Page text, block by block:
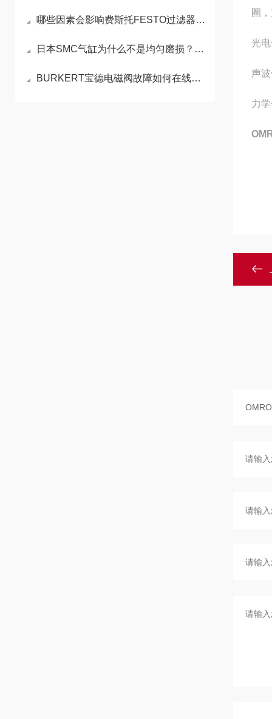
哪些因素会影响费斯托FESTO过滤器滤速？
日本SMC气缸为什么不是均匀磨损？这种不规则磨损是如何造成
BURKERT宝德电磁阀故障如何在线处理
圈
光
声
力